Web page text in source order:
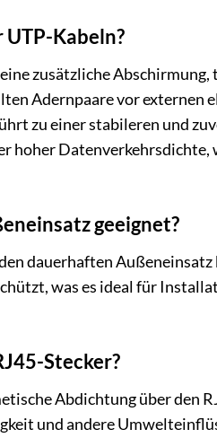
UTP-Kabeln?
zusätzliche
Adernpaare vor externen
zu einer stabileren und
hoher Datenverkehrsdichte,
geeignet?
dauerhaften
was es ideal für
Stecker?
Abdichtung über den
und andere